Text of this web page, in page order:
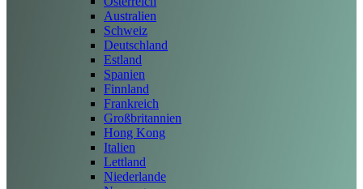
Australien
Schweiz
Deutschland
Estland
Spanien
Finnland
Frankreich
Großbritannien
Hong Kong
Italien
Lettland
Niederlande